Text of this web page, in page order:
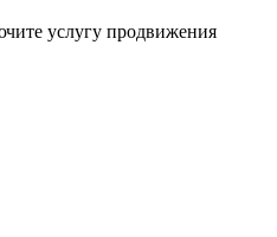
услугу продвижения